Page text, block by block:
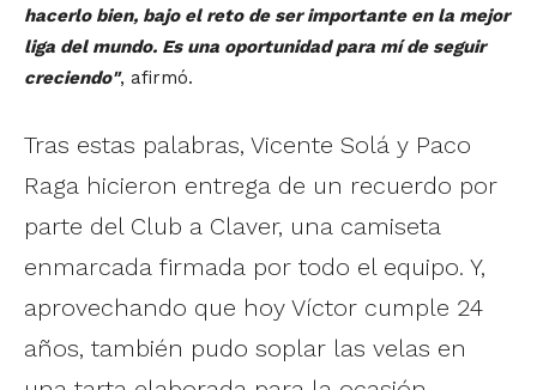
hacerlo bien, bajo el reto de ser importante en la mejor
liga del mundo. Es una oportunidad para mí de seguir
creciendo", afirmó.
Tras estas palabras, Vicente Solá y Paco
Raga hicieron entrega de un recuerdo por
parte del Club a Claver, una camiseta
enmarcada firmada por todo el equipo. Y,
aprovechando que hoy Víctor cumple 24
años, también pudo soplar las velas en